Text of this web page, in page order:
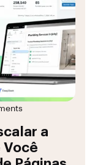
a
Você